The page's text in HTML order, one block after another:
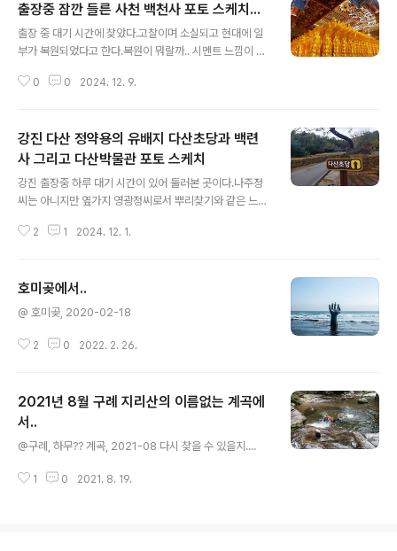
출장중 잠깐 들른 사천 백천사 포토 스케치...
출장 중 대기 시간에 찾았다.고찰이며 소실되고 현대에 일
부가 복원되었다고 한다.복원이 뭐랄까.. 시멘트 느낌이 강
적 관점에서 생경하고 기업화된 느낌을 받았다.. 그럼에도
0 0 2024. 12. 9.
강진 다산 정약용의 유배지 다산초당과 백련
사 그리고 다산박물관 포토 스케치
강진 출장중 하루 대기 시간이 있어 둘러본 곳이다.나주정
씨는 아니지만 옆가지 영광정씨로서 뿌리찾기와 같은 느낌
난 날 강진은 비가 내렸다 그쳤다 바람만 스산했다. 먹거리
싶지는.... 끝!!
2 1 2024. 12. 1.
호미곶에서..
@ 호미곶, 2020-02-18
2 0 2022. 2. 26.
2021년 8월 구례 지리산의 이름없는 계곡에
서..
@구례, 하무?? 계곡, 2021-08 다시 찾을 수 있을지....
1 0 2021. 8. 19.